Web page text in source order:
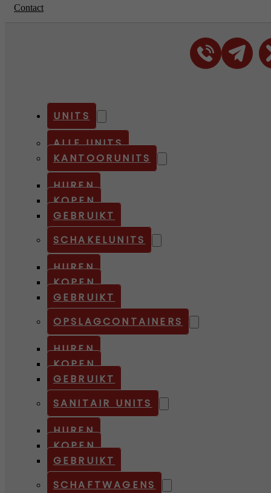
Contact
UNITS
ALLE UNITS
KANTOORUNITS
HUREN
KOPEN
GEBRUIKT
SCHAKELUNITS
HUREN
KOPEN
GEBRUIKT
OPSLAGCONTAINERS
HUREN
KOPEN
GEBRUIKT
SANITAIR UNITS
HUREN
KOPEN
GEBRUIKT
SCHAFTWAGENS